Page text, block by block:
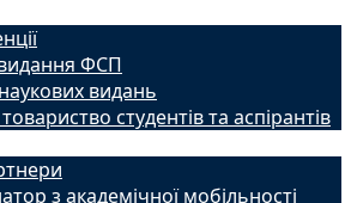
ФСП
видань
студентів та аспірантів
з академічної мобільності